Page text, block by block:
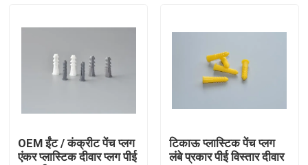
हमसे संपर्क करें
एक बोली का अनुरोध
नायलॉन दीवार लंगर
नायलॉन एंकर प्लग
OEM ईंट / कंक्रीट पेंच प्लग
एंकर प्लास्टिक दीवार प्लग पीई
टिकाऊ प्लास्टिक पेंच प्लग
लंबे प्रकार पीई विस्तार दीवार